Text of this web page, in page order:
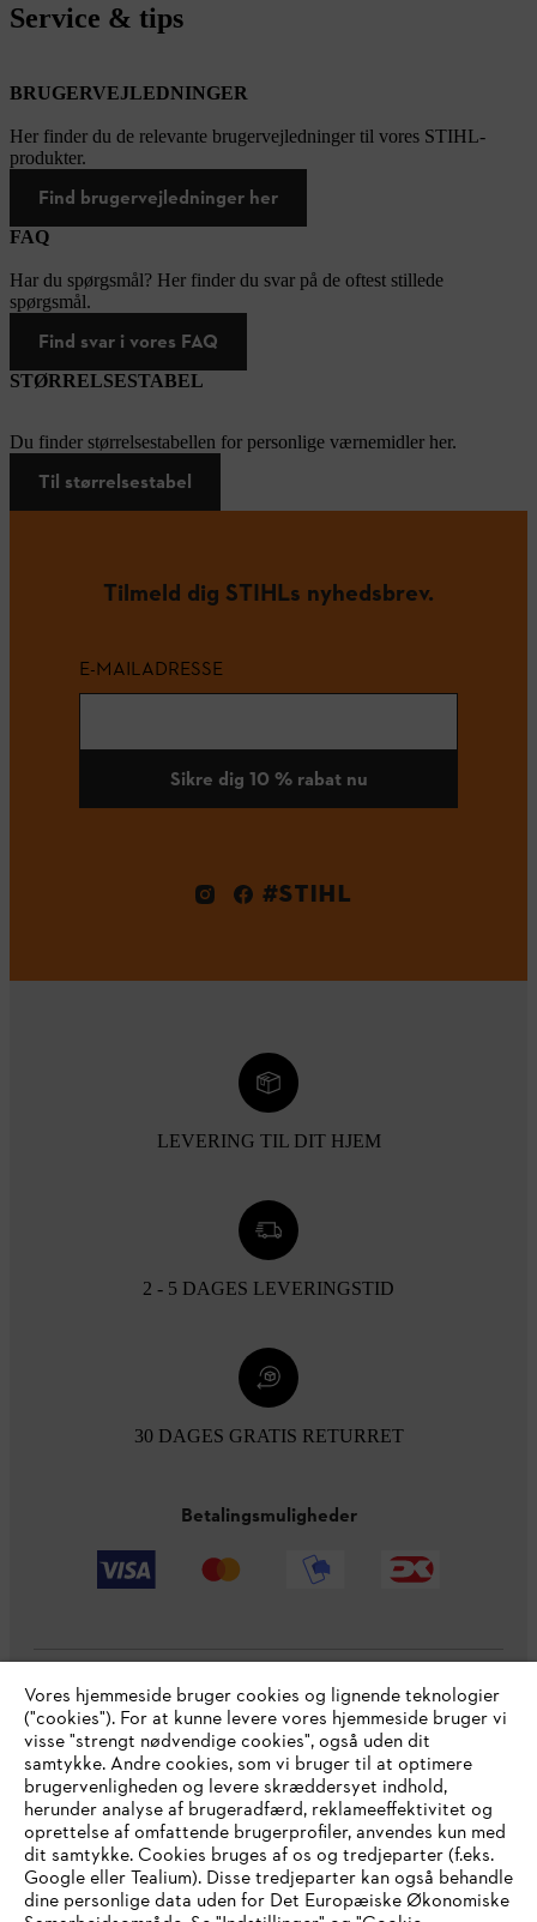
Service & tips
BRUGERVEJLEDNINGER
Her finder du de relevante brugervejledninger til vores STIHL-
produkter.
Find brugervejledninger her
FAQ
Har du spørgsmål? Her finder du svar på de oftest stillede
spørgsmål.
Find svar i vores FAQ
STØRRELSESTABEL
Du finder størrelsestabellen for personlige værnemidler her.
Til størrelsestabel
Tilmeld dig STIHLs nyhedsbrev.
E-MAILADRESSE
Sikre dig 10 % rabat nu
#STIHL
LEVERING TIL DIT HJEM
2 - 5 DAGES LEVERINGSTID
30 DAGES GRATIS RETURRET
Betalingsmuligheder
Virksomheden
STIHL FAQ
Service
Vores hjemmeside bruger cookies og lignende teknologier
("cookies"). For at kunne levere vores hjemmeside bruger vi
visse "strengt nødvendige cookies", også uden dit
samtykke. Andre cookies, som vi bruger til at optimere
brugervenligheden og levere skræddersyet indhold,
herunder analyse af brugeradfærd, reklameeffektivitet og
oprettelse af omfattende brugerprofiler, anvendes kun med
dit samtykke. Cookies bruges af os og tredjeparter (f.eks.
Google eller Tealium). Disse tredjeparter kan også behandle
dine personlige data uden for Det Europæiske Økonomiske